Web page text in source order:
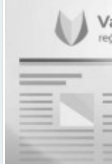
(turpmāk – IKT) saistīto
operatīvu risināšanu;
un ar to saistīto
diagnosticēt un
datortīklus un
kontrolēt ārējo
iestādēs infrastruktūras
IKT nomaiņu un efektīvāku izmantošanu; un
profesionālā izglītība
pieredze (ar informācijas
datortehnikas un biroja
secību; izpratne par
principiem; valsts valodas
prasībām; kompetences:
spējas, argumentācijas